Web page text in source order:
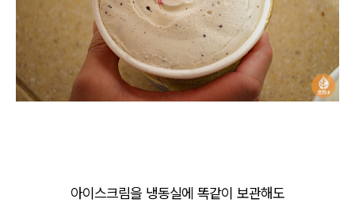
아이스크림을 냉동실에 똑같이 보관해도